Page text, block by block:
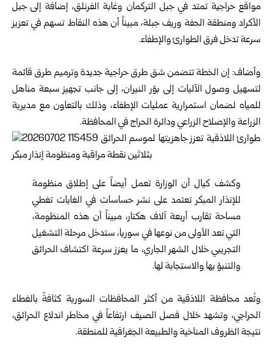
مواقع حراجية تمتد في جبل التركمان وغابة الفرنلق، إضافة إلى جبل
الأكراد ومنطقة الحفة وريف جبلة، مبيناً أن هذه النقاط تسهم في تعزيز
سرعة تدخل فرق الطوارئ والإطفاء.
وأضاف: إن الخطة تتضمن شق طرق حراجية جديدة وترميم طرق قائمة
لتسهيل وصول الآليات إلى بؤر النيران، إلى جانب تجهيز سبعة مناهل
للمياه لضمان استمرارية عمليات الإطفاء، وذلك بالتعاون مع مديرية
الزراعة والإصلاح الزراعي ودائرة الحراج في المحافظة.
وكشف كيال أن الوزارة تعمل أيضاً على إطلاق منظومة
للإنذار المبكر تعتمد على نشر حساسات في الغابات تغطي
مساحة تقارب أربعة آلاف هكتار، مبيناً أن هذه المنظومة،
التي تعد الأولى من نوعها في سوريا، ستدخل مرحلة التشغيل
التجريبي خلال الشهر الجاري، ما يعزز سرعة اكتشاف الحرائق
والتنبؤ بها والاستجابة لها.
وتُعد محافظة اللاذقية من أكثر المحافظات السورية كثافةً بالغطاء
الحراجي، وتشهد خلال فصل الصيف ارتفاعاً في مخاطر اندلاع الحرائق،
نتيجة الظروف المناخية والطبيعة الجغرافية للمنطقة.